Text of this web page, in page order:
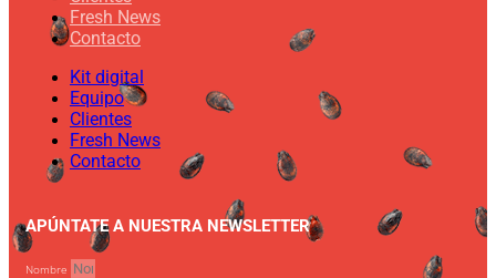
Fresh News
Contacto
Kit digital
Equipo
Clientes
Fresh News
Contacto
APÚNTATE A NUESTRA NEWSLETTER
Nombre